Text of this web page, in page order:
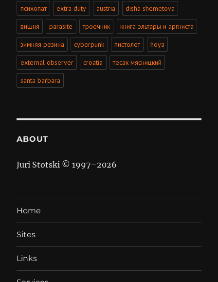
психопат extra duty austria disha shemetova
вишня parasite троечник книга эльтары и аргниста
зимняя резина cyberpunk пистолет hoya
external observer croatia тесак мясницкий
santa barbara
ABOUT
Juri Stotski © 1997–2026
Home
Sites
Links